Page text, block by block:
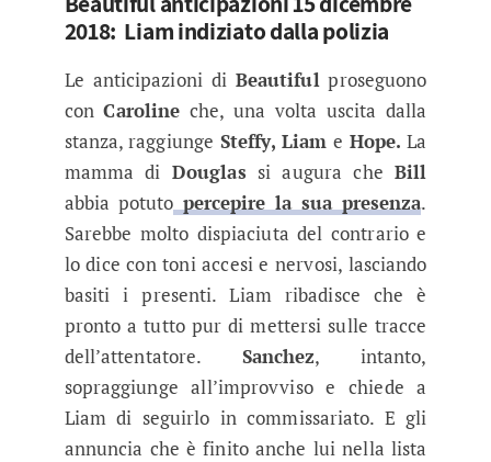
2018: Liam indiziato dalla polizia
Le anticipazioni di Beautifulproseguono
conCaroline che, una volta uscita dalla
stanza, raggiunge Steffy, Liam e Hope. La
mamma di Douglas si augura cheBill
abbia potuto percepire la sua presenza.
Sarebbe molto dispiaciuta del contrario e
lo dice con toni accesi e nervosi, lasciando
basiti i presenti. Liam ribadisce che è
pronto a tutto pur di mettersi sulle tracce
dell’attentatore. Sanchez, intanto,
sopraggiunge all’improvviso e chiede a
Liam di seguirlo in commissariato. E gli
annuncia che è finito anche lui nella lista